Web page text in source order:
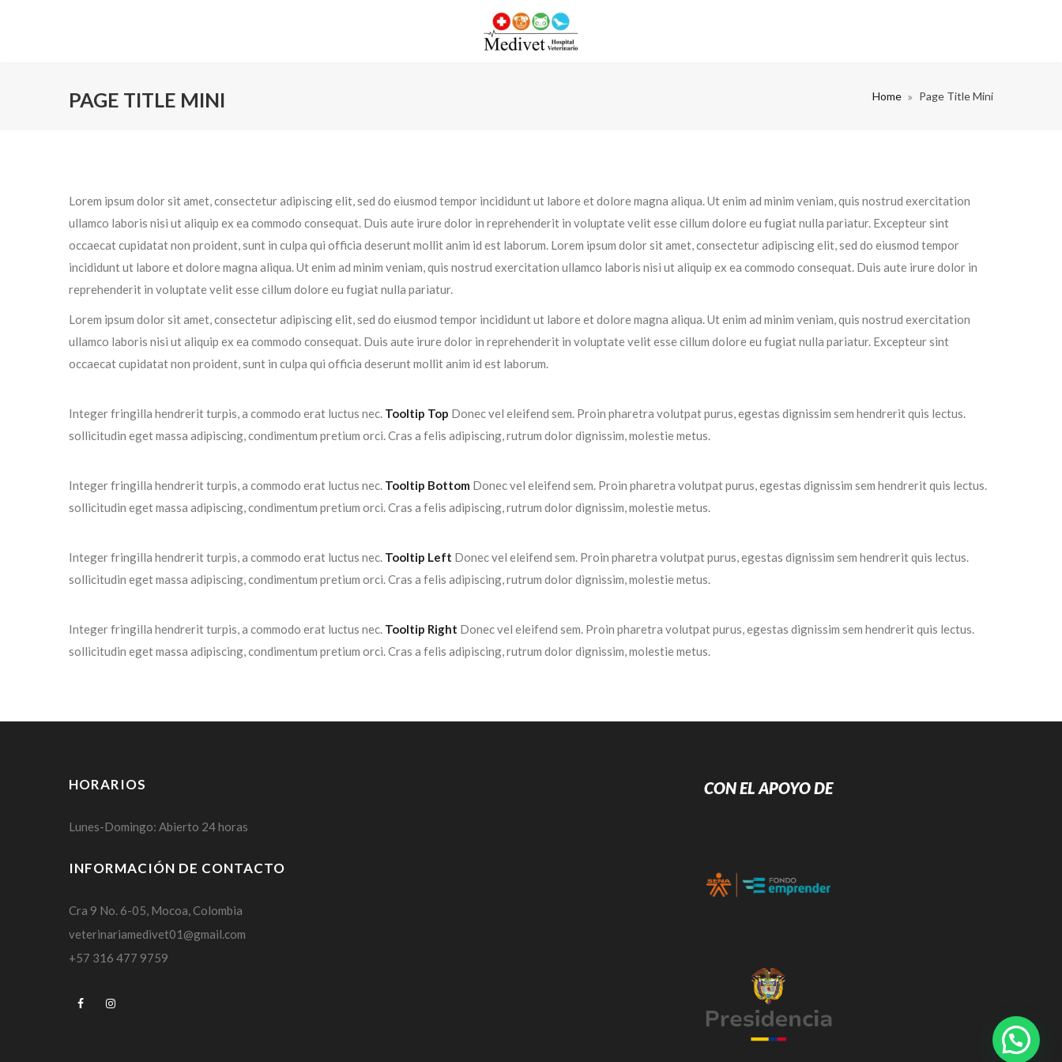
PAGE TITLE MINI Home Page Title Mini
Lorem ipsum dolor sit amet, consectetur adipiscing elit, sed do eiusmod tempor incididunt ut labore et dolore magna aliqua. Ut enim ad minim veniam, quis nostrud exercitation
ullamco laboris nisi ut aliquip ex ea commodo consequat. Duis aute irure dolor in reprehenderit in voluptate velit esse cillum dolore eu fugiat nulla pariatur. Excepteur sint
occaecat cupidatat non proident, sunt in culpa qui officia deserunt mollit anim id est laborum. Lorem ipsum dolor sit amet, consectetur adipiscing elit, sed do eiusmod tempor
incididunt ut labore et dolore magna aliqua. Ut enim ad minim veniam, quis nostrud exercitation ullamco laboris nisi ut aliquip ex ea commodo consequat. Duis aute irure dolor in
reprehenderit in voluptate velit esse cillum dolore eu fugiat nulla pariatur.
Lorem ipsum dolor sit amet, consectetur adipiscing elit, sed do eiusmod tempor incididunt ut labore et dolore magna aliqua. Ut enim ad minim veniam, quis nostrud exercitation
ullamco laboris nisi ut aliquip ex ea commodo consequat. Duis aute irure dolor in reprehenderit in voluptate velit esse cillum dolore eu fugiat nulla pariatur. Excepteur sint
occaecat cupidatat non proident, sunt in culpa qui officia deserunt mollit anim id est laborum.
Integer fringilla hendrerit turpis, a commodo erat luctus nec. Tooltip Top Donec vel eleifend sem. Proin pharetra volutpat purus, egestas dignissim sem hendrerit quis lectus.
sollicitudin eget massa adipiscing, condimentum pretium orci. Cras a felis adipiscing, rutrum dolor dignissim, molestie metus.
Integer fringilla hendrerit turpis, a commodo erat luctus nec. Tooltip Bottom Donec vel eleifend sem. Proin pharetra volutpat purus, egestas dignissim sem hendrerit quis lectus.
sollicitudin eget massa adipiscing, condimentum pretium orci. Cras a felis adipiscing, rutrum dolor dignissim, molestie metus.
Integer fringilla hendrerit turpis, a commodo erat luctus nec. Tooltip Left Donec vel eleifend sem. Proin pharetra volutpat purus, egestas dignissim sem hendrerit quis lectus.
sollicitudin eget massa adipiscing, condimentum pretium orci. Cras a felis adipiscing, rutrum dolor dignissim, molestie metus.
Integer fringilla hendrerit turpis, a commodo erat luctus nec. Tooltip Right Donec vel eleifend sem. Proin pharetra volutpat purus, egestas dignissim sem hendrerit quis lectus.
sollicitudin eget massa adipiscing, condimentum pretium orci. Cras a felis adipiscing, rutrum dolor dignissim, molestie metus.
HORARIOS
Lunes-Domingo: Abierto 24 horas
INFORMACIÓN DE CONTACTO
Cra 9 No. 6-05, Mocoa, Colombia
veterinariamedivet01@gmail.com
+57 316 477 9759
CON EL APOYO DE